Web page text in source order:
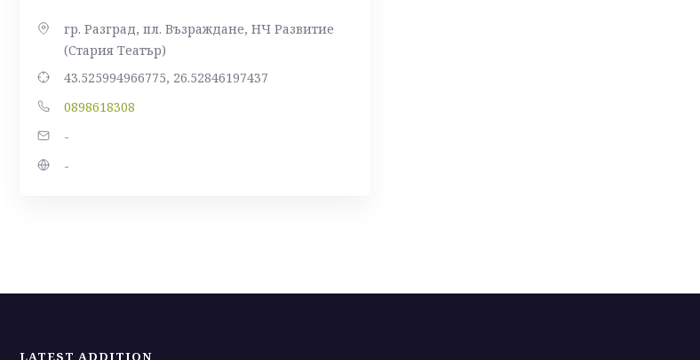
гр. Разград, пл. Възраждане, НЧ Развитие
(Стария Театър)
43.525994966775, 26.52846197437
0898618308
-
-
LATEST ADDITION